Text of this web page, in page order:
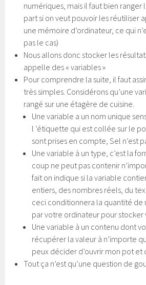
numériques, mais il faut bien ranger
part si on veut pouvoir les réutiliser
une mémoire d’ordinateur, ce qui
pas le cas)
Nous allons donc stocker les
appelle des « variables »
Pour comprendre la suite, il faut
très simples. Considérons qu’une
rangé sur une étagère de cuisine.
Une variable a un nom unique
l ’étiquette qui est collée sur le
sont prises en compte, Sel n’est
Une variable à un type, c’est la
coup ne peut pas contenir
fait on indique si la variable
entiers, des nombres réels, du
ceci conditionnera la quantité de
par votre ordinateur pour stocker
Une variable à un contenu dont
récupérer la valeur à n’importe
peux décider d’ouvrir mon pot et
Tout ça n’est qu’une question de